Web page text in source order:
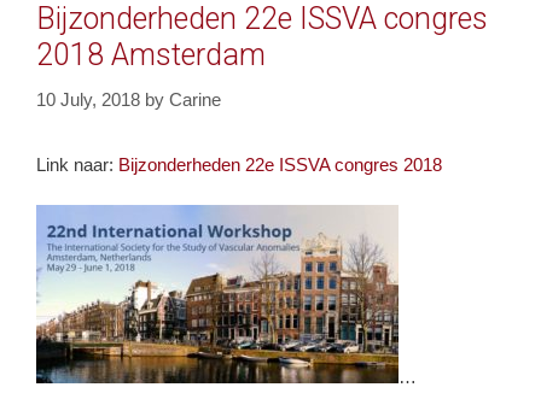
Bijzonderheden 22e ISSVA congres
2018 Amsterdam
10 July, 2018 by Carine
Link naar: Bijzonderheden 22e ISSVA congres 2018
…